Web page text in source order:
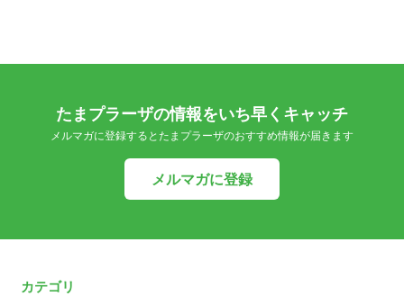
たまプラーザの情報をいち早くキャッチ
メルマガに登録するとたまプラーザのおすすめ情報が届きます
メルマガに登録
カテゴリ